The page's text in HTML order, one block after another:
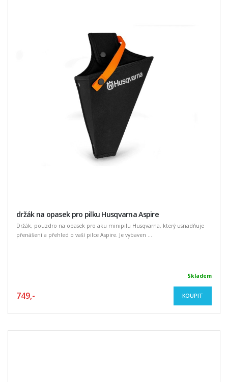
držák na opasek pro pilku Husqvarna Aspire
Držák, pouzdro na opasek pro aku minipilu Husqvarna, který usnadňuje
přenášení a přehled o vaší pilce Aspire. Je vybaven ...
Skladem
749,- KOUPIT